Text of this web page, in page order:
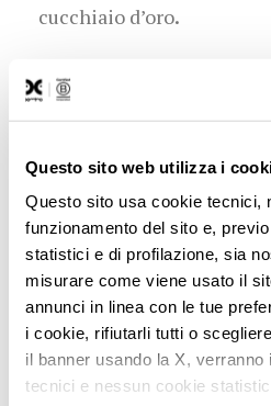
Questo sito web utilizza i
Questo sito usa cookie tecnici,
funzionamento del sito e,
statistici e di profilazione, sia
misurare come viene usato il
annunci in linea con le tue
i cookie, rifiutarli tutti o
il banner usando la X,
tecnici e nessun cookie
cucchiaio d’oro.